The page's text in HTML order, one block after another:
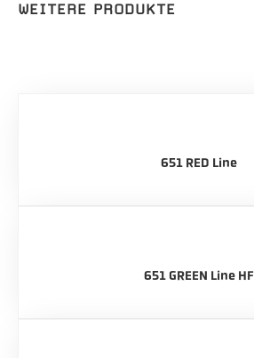
WEITERE PRODUKTE
651 RED Line
651 GREEN Line HF